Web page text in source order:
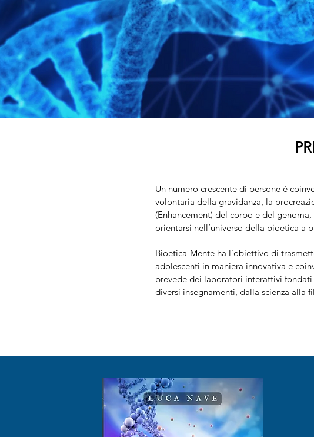
Un numero crescente di persone è
volontaria della gravidanza, la
(Enhancement) del corpo e del
orientarsi nell’universo della bioetica a
Bioetica-Mente ha l’obiettivo di
adolescenti in maniera innovativa e
prevede dei laboratori interattivi fondati
diversi insegnamenti, dalla scienza alla